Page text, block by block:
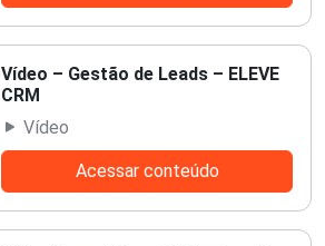
Vídeo – Gestão de Leads – ELEVE
CRM
Vídeo
Acessar conteúdo